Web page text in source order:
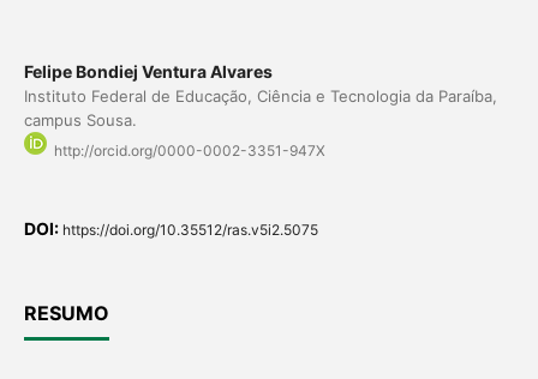
Felipe Bondiej Ventura Alvares
Instituto Federal de Educação, Ciência e Tecnologia da Paraíba,
campus Sousa.
http://orcid.org/0000-0002-3351-947X
DOI: https://doi.org/10.35512/ras.v5i2.5075
RESUMO